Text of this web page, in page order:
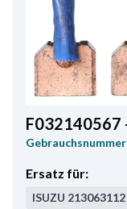
F032140567
Ersatz für:
ISUZU 213063112